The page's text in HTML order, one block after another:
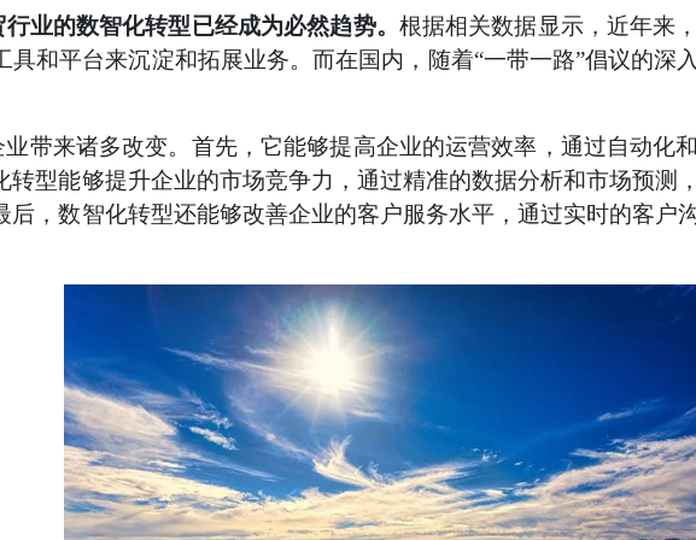
行业的数智化转型已经成为必然趋势。 根据相关数据显示，近年来
具和平台来沉淀和拓展业务。而在国内，随着“一带一路”倡议的深
带来诸多改变。首先，它能够提高企业的运营效率，通过自动化
转型能够提升企业的市场竞争力，通过精准的数据分析和市场预测
后，数智化转型还能够改善企业的客户服务水平，通过实时的客户